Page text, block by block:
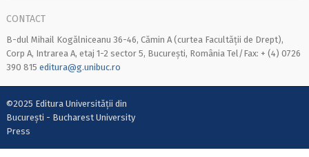
CONTACT
B-dul Mihail Kogălniceanu 36-46, Cămin A (curtea Facultății de Drept),
Corp A, Intrarea A, etaj 1-2 sector 5, București, România Tel/Fax: + (4) 0726
390 815 editura@g.unibuc.ro
©2025 Editura Universității din
București - Bucharest University
Press